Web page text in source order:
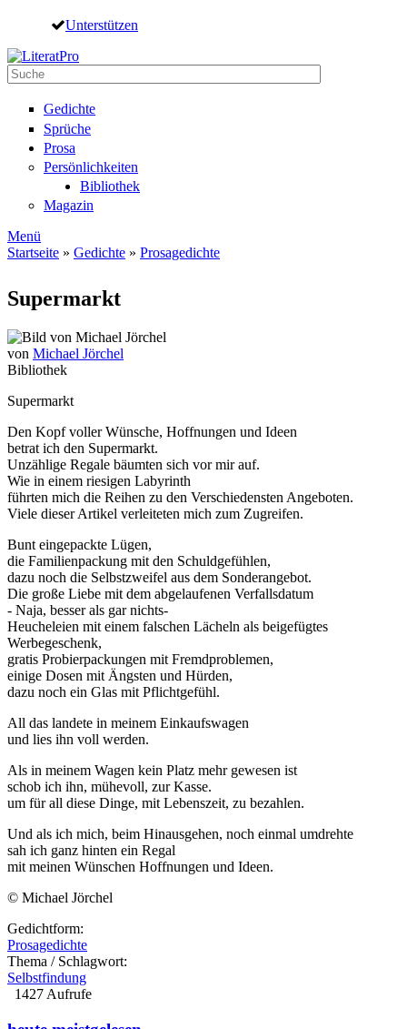
Direkt zum Inhalt
Unterstützen
Suche
Gedichte
Sprüche
Prosa
Persönlichkeiten
Bibliothek
Magazin
Menü
Startseite » Gedichte » Prosagedichte
Supermarkt
von Michael Jörchel
Bibliothek
Supermarkt
Den Kopf voller Wünsche, Hoffnungen und Ideen
betrat ich den Supermarkt.
Unzählige Regale bäumten sich vor mir auf.
Wie in einem riesigen Labyrinth
führten mich die Reihen zu den Verschiedensten Angeboten.
Viele dieser Artikel verleiteten mich zum Zugreifen.
Bunt eingepackte Lügen,
die Familienpackung mit den Schuldgefühlen,
dazu noch die Selbstzweifel aus dem Sonderangebot.
Die große Liebe mit dem abgelaufenen Verfallsdatum
- Naja, besser als gar nichts-
Heucheleien mit einem falschen Lächeln als beigefügtes
Werbegeschenk,
gratis Probierpackungen mit Fremdproblemen,
einige Dosen mit Ängsten und Hürden,
dazu noch ein Glas mit Pflichtgefühl.
All das landete in meinem Einkaufswagen
und lies ihn voll werden.
Als in meinem Wagen kein Platz mehr gewesen ist
schob ich ihn, mühevoll, zur Kasse.
um für all diese Dinge, mit Lebenszeit, zu bezahlen.
Und als ich mich, beim Hinausgehen, noch einmal umdrehte
sah ich ganz hinten ein Regal
mit meinen Wünschen Hoffnungen und Ideen.
© Michael Jörchel
Gedichtform:
Prosagedichte
Thema / Schlagwort:
Selbstfindung
1427 Aufrufe